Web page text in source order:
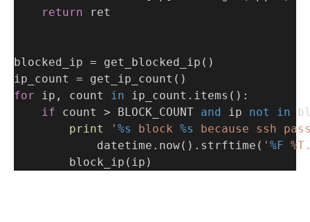
return ret
blocked_ip = get_blocked_ip()
ip_count = get_ip_count()
for ip, count in ip_count.items():
if count > BLOCK_COUNT and ip not in
print
' %s block %s
because ssh
            datetime.now().strftime(
' %F
        block_ip(ip)